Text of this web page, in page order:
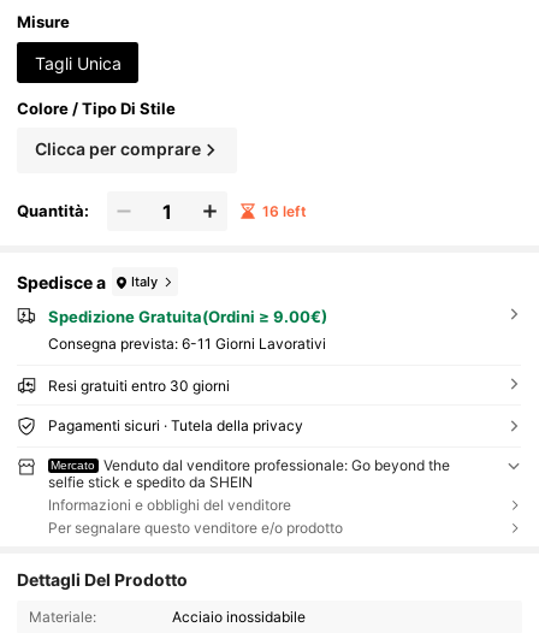
e Fotografia all'Aperto
Misure
Tagli Unica
Colore / Tipo Di Stile
Clicca per comprare
Quantità: 16 left
Spedisce a Italy
Spedizione Gratuita(Ordini ≥ 9.00€)
Consegna prevista: 6-11 Giorni Lavorativi
Resi gratuiti entro 30 giorni
Pagamenti sicuri · Tutela della privacy
Mercato
Venduto dal venditore professionale: Go beyond the
selfie stick e spedito da SHEIN
Informazioni e obblighi del venditore
Per segnalare questo venditore e/o prodotto
Dettagli Del Prodotto
Materiale: Acciaio inossidabile